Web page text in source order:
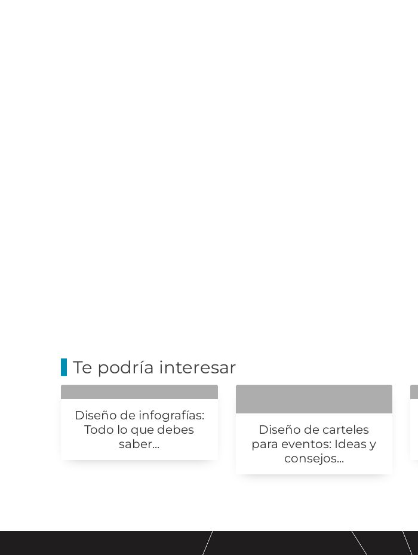
Te podría interesar
Diseño de infografías:
Todo lo que debes
saber...
Diseño de carteles
para eventos: Ideas y
consejos...